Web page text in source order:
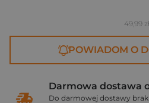
49,99 zł
POWIADOM O
Darmowa dostawa
Do darmowej dostawy